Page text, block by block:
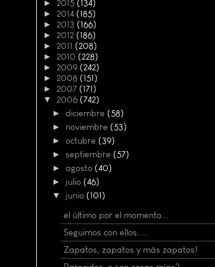
► 2015 (134)
► 2014 (185)
► 2013 (166)
► 2012 (186)
► 2011 (208)
► 2010 (228)
► 2009 (242)
► 2008 (151)
► 2007 (171)
▼ 2006 (742)
► diciembre (58)
► noviembre (53)
► octubre (39)
► septiembre (57)
► agosto (40)
► julio (46)
▼ junio (101)
el último por el momento...
Seguimos con ellos.....
Zapatos, zapatos y más zapatos!